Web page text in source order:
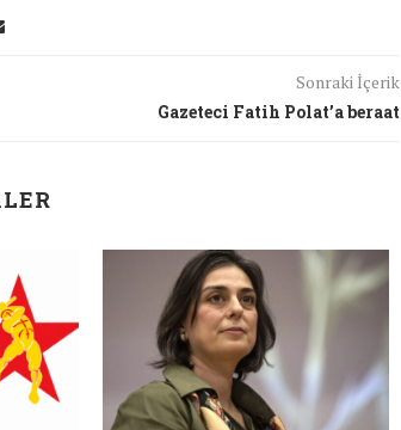
Sonraki İçerik
Gazeteci Fatih Polat’a beraat
Konuştuk
26/Şub/2018